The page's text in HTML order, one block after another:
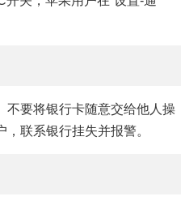
不要将银行卡随意交给他人操
联系银行挂失并报警。